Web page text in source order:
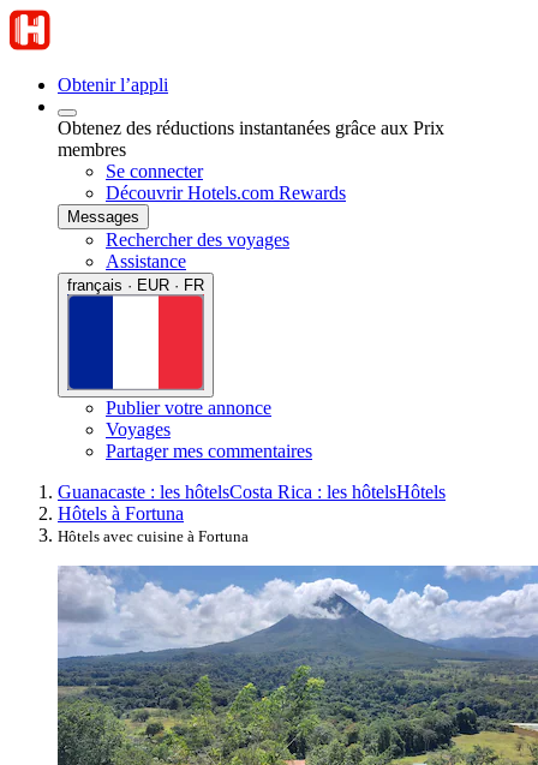
Obtenir l’appli
Obtenez des réductions instantanées grâce aux Prix
membres
Se connecter
Découvrir Hotels.com Rewards
Messages
Rechercher des voyages
Assistance
français · EUR · FR
Publier votre annonce
Voyages
Partager mes commentaires
Guanacaste : les hôtelsCosta Rica : les hôtelsHôtels
Hôtels à Fortuna
Hôtels avec cuisine à Fortuna